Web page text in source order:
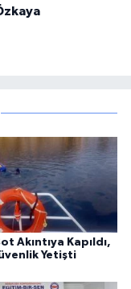
Akıntıya Kapıldı,
Yetişti